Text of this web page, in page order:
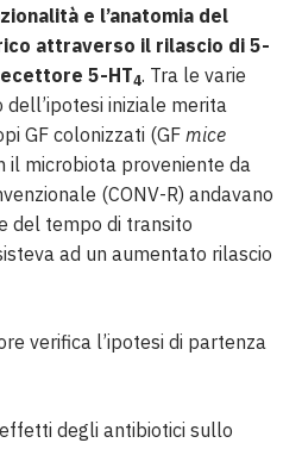
e l’anatomia del
attraverso il rilascio di 5-
5-HT4. Tra le varie
dell’ipotesi iniziale merita
GF colonizzati (GF mice
il microbiota proveniente da
(CONV-R) andavano
del tempo di transito
ad un aumentato rilascio
verifica l’ipotesi di partenza
degli antibiotici sullo